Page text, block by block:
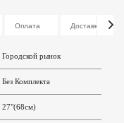
Оплата Доставка
Городской рынок
Без Комплекта
27"(68см)